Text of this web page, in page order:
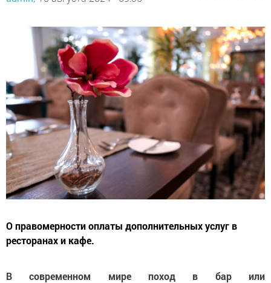
О правомерности оплаты дополнительных услуг в
ресторанах и кафе.
В современном мире поход в бар или